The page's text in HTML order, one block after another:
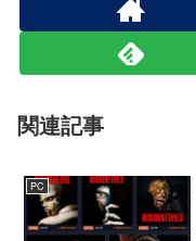
関連記事
PC